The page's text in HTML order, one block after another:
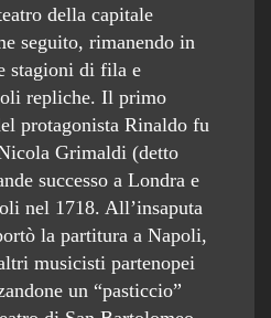
della capitale
seguito, rimanendo in
stagioni di fila e
repliche. Il primo
protagonista Rinaldo fu
Grimaldi (detto
successo a Londra e
nel 1718. All’insaputa
la partitura a Napoli,
musicisti partenopei
un “pasticcio”